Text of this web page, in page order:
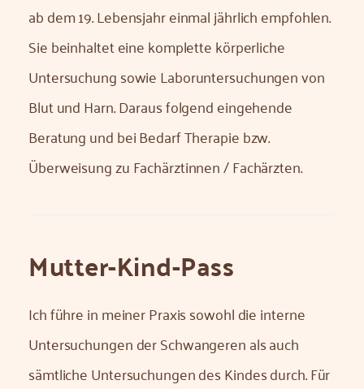
ab dem 19. Lebensjahr einmal jährlich empfohlen.
Sie beinhaltet eine komplette körperliche
Untersuchung sowie Laboruntersuchungen von
Blut und Harn. Daraus folgend eingehende
Beratung und bei Bedarf Therapie bzw.
Überweisung zu Fachärztinnen / Fachärzten.
Mutter-Kind-Pass
Ich führe in meiner Praxis sowohl die interne
Untersuchungen der Schwangeren als auch
sämtliche Untersuchungen des Kindes durch. Für